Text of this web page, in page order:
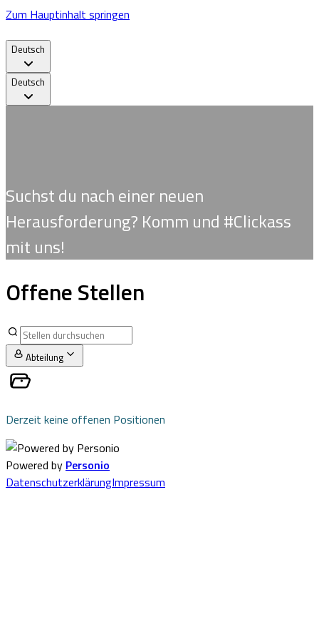
Zum Hauptinhalt springen
Deutsch
Deutsch
Suchst du nach einer neuen
Herausforderung? Komm und #Clickass
mit uns!
Offene Stellen
Abteilung
Derzeit keine offenen Positionen
Powered by Personio
DatenschutzerklärungImpressum